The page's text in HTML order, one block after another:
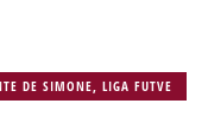
DE SIMONE ,LIGA FUTVE